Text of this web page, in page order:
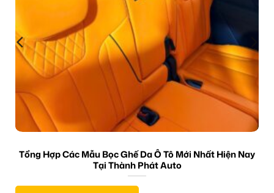
Tổng Hợp Các Mẫu Bọc Ghế Da Ô Tô Mới Nhất Hiện Nay
Tại Thành Phát Auto